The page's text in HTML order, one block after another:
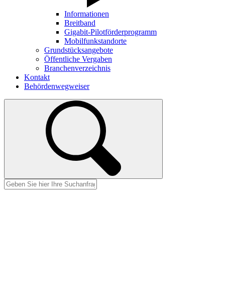
Informationen
Breitband
Gigabit-Pilotförderprogramm
Mobilfunkstandorte
Grundstücksangebote
Öffentliche Vergaben
Branchenverzeichnis
Kontakt
Behördenwegweiser